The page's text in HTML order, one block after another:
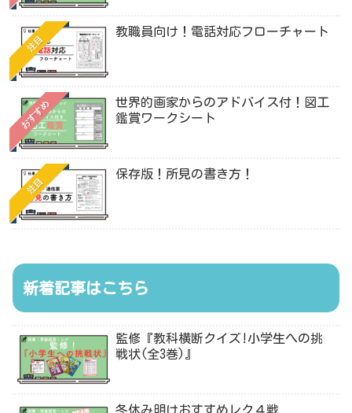
注目
教職員向け！電話対応フローチャート
おすすめ
世界的画家からのアドバイス付！図工
鑑賞ワークシート
注目
保存版！所見の書き方！
新着記事はこちら
監修『教科横断クイズ!小学生への挑
戦状(全3巻)』
冬休み明けおすすめレク４戦